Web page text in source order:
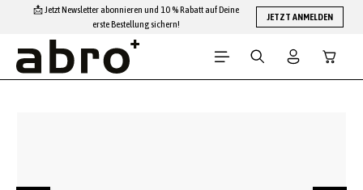
Zum Hauptinhalt springen
📩 Jetzt Newsletter abonnieren und 10 % Rabatt auf Deine
erste Bestellung sichern!
JETZT ANMELDEN